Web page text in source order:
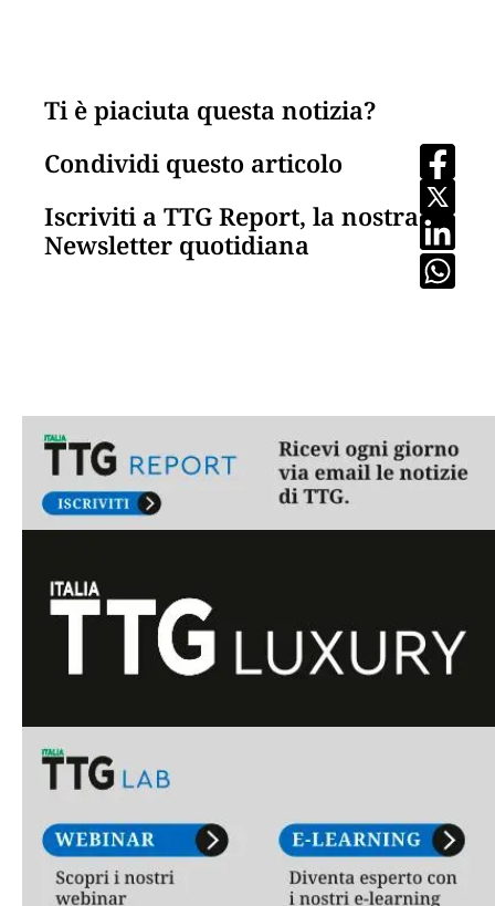
Ti è piaciuta questa notizia?
Condividi questo articolo
Iscriviti a TTG Report, la nostra
Newsletter quotidiana